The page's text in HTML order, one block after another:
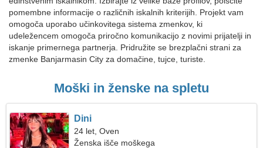
pomembne informacije o različnih iskalnih kriterijih. Projekt vam
omogoča uporabo učinkovitega sistema zmenkov, ki
udeležencem omogoča priročno komunikacijo z novimi prijatelji in
iskanje primernega partnerja. Pridružite se brezplačni strani za
zmenke Banjarmasin City za domačine, tujce, turiste.
Moški in ženske na spletu
Dini
24 let, Oven
Ženska išče moškega